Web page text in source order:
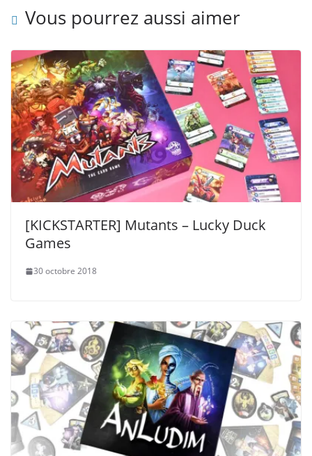
Vous pourrez aussi aimer
[KICKSTARTER] Mutants – Lucky Duck
Games
30 octobre 2018